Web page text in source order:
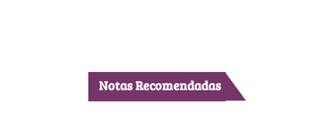
Notas Recomendadas